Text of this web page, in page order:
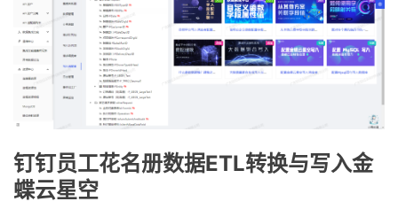
钉钉员工花名册数据ETL转换与写入金
蝶云星空